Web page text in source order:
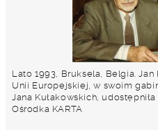
Lato 1993, Bruksela, Belgia. Jan
Unii Europejskiej, w swoim
Jana Kułakowskich,
Ośrodka KARTA